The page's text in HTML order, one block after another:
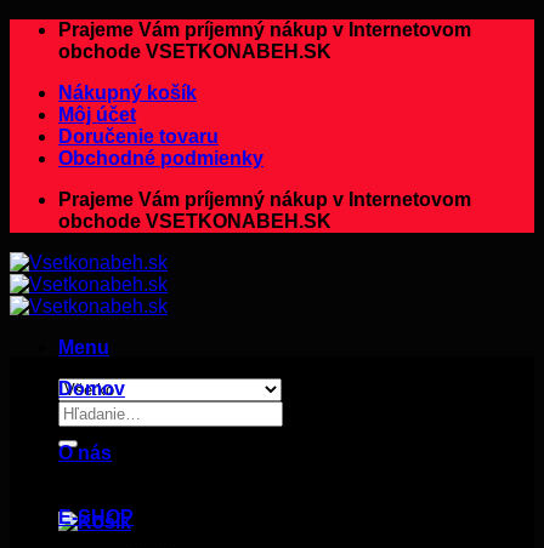
PreskočiťPrajeme Vám príjemný nákup v Internetovom
obchode VSETKONABEH.SK
Nákupný košík
Môj účet
Doručenie tovaru
Obchodné podmienky
Prajeme Vám príjemný nákup v Internetovom
obchode VSETKONABEH.SK
Menu
Hľadať:
Domov
O nás
E-SHOP